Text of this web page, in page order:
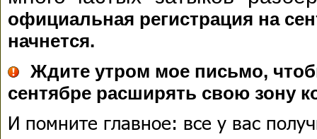
официальная регистрация на
начнется.
Ждите утром мое письмо,
сентябре расширять свою зону
И помните главное: все у вас